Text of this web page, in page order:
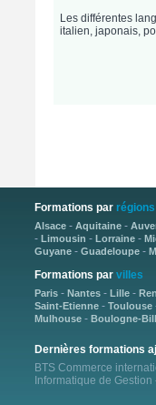
Les différentes
italien, japonais,
Formations par régions
Alsace- Aquitaine-
- Limousin - Lorraine-
Guyane- Guadeloupe-
Formations par villes
Paris- Nantes- Lille-
Saint-Etienne- Toulouse
Mulhouse- Boulogne-
Dernières formations
BTS Commerce
Informatique de Gestion